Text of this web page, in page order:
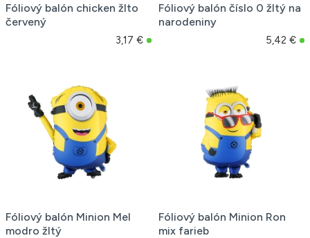
Fóliový balón chicken žlto
červený
3,17 €
Fóliový balón číslo 0 žltý na
narodeniny
5,42 €
Fóliový balón Minion Mel
modro žltý
Fóliový balón Minion Ron
mix farieb